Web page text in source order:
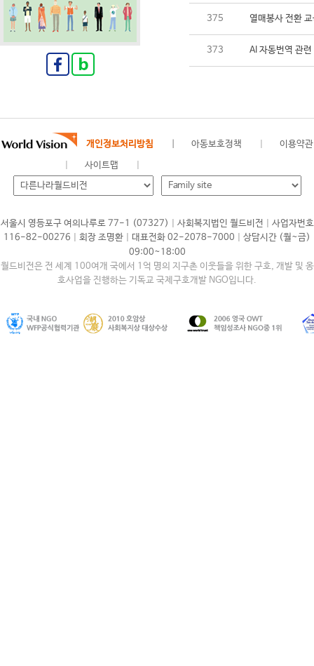
375 열매봉사 전환
373 AI 자동번역 관
개인정보처리방침 아동보호정책 이용약관
사이트맵
서울시 영등포구 여의나루로 77-1 (07327) 사회복지법인 월드비전
사업자번호
116-82-00276
회장 조명환 대표전화 02-2078-7000
상담시간 (월~금)
09:00~18:00
월드비전은 전 세계 100여개 국에서 1억 명의 지구촌 이웃들을 위한 구호, 개발 및 옹
호사업을 진행하는 기독교 국제구호개발 NGO입니다.